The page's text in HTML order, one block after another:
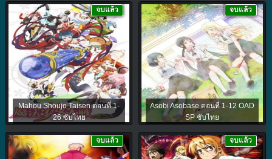
Mahou Shoujo Taisen ตอนที่ 1-
26 ซับไทย
จบแล้ว
Asobi Asobase ตอนที่ 1-12 OAD
SP ซับไทย
จบแล้ว
จบแล้ว จบแล้ว